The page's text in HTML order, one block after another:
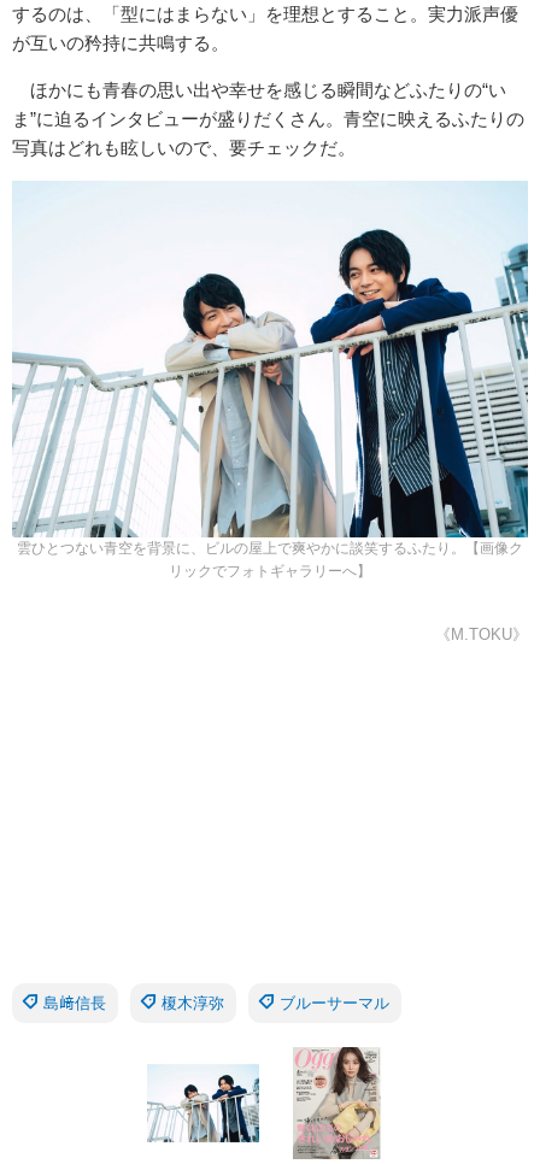
するのは、「型にはまらない」を理想とすること。実力派声優
が互いの矜持に共鳴する。
ほかにも青春の思い出や幸せを感じる瞬間などふたりの“い
ま”に迫るインタビューが盛りだくさん。青空に映えるふたりの
写真はどれも眩しいので、要チェックだ。
雲ひとつない青空を背景に、ビルの屋上で爽やかに談笑するふたり。【画像ク
リックでフォトギャラリーへ】
《M.TOKU》
島﨑信長 榎木淳弥 ブルーサーマル